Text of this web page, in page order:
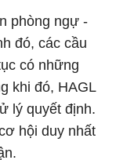
phòng ngự -
đó, các cầu
có những
khi đó, HAGL
lý quyết định.
hội duy nhất